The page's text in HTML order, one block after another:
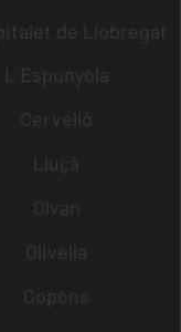
de Llobregat
L´Espunyola
Cervelló
Lluçà
Olvan
Olivella
Copons